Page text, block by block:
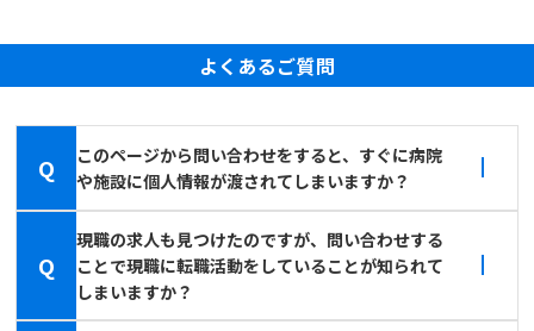
よくあるご質問
Q
このページから問い合わせをすると、すぐに病院
や施設に個人情報が渡されてしまいますか？
Q
現職の求人も見つけたのですが、問い合わせする
ことで現職に転職活動をしていることが知られて
しまいますか？